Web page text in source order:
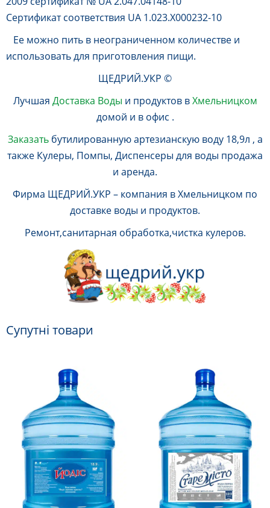
Сертификат соответствия UA 1.023.X000232-10
Ее можно пить в неограниченном количестве и
использовать для приготовления пищи.
ЩЕДРИЙ.УКР ©
Лучшая Доставка Воды и продуктов вХмельницком
домой и в офис .
Заказатьбутилированную артезианскую воду 18,9л , а
также Кулеры, Помпы, Диспенсеры для воды продажа
и аренда.
Фирма ЩЕДРИЙ.УКР – компания в Хмельницком по
доставке воды и продуктов.
Ремонт,санитарная обработка,чистка кулеров.
Супутні товари